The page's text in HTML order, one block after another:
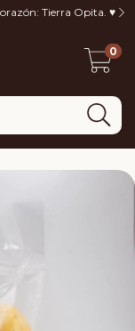
Tierra Opita. ♥️
0